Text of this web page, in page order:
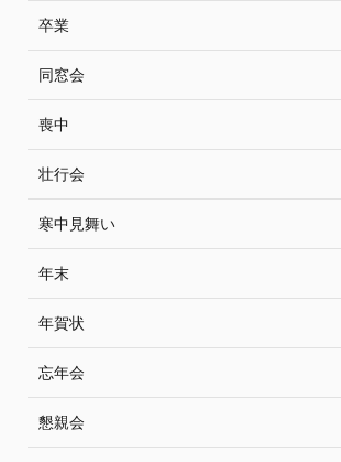
卒業
同窓会
喪中
壮行会
寒中見舞い
年末
年賀状
忘年会
懇親会